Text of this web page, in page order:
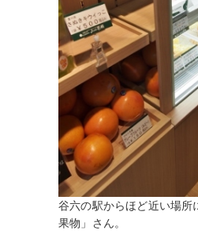
谷六の駅からほど近い場所
果物」さん。